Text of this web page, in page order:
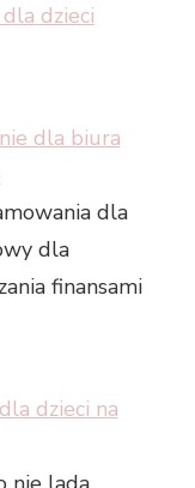
dzieci
dla biura
dla
dla
finansami
dzieci na